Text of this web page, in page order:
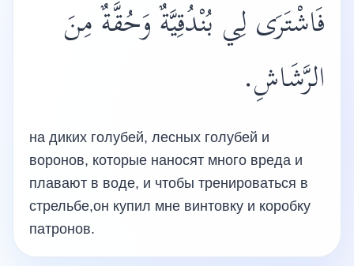
فَاشْتَرَى لِي بُنْدُقِيَّةٌ وَحُقَّةٌ مِنَ
الرَّشَاشِ.
на диких голубей, лесных голубей и
воронов, которые наносят много вреда и
плавают в воде, и чтобы тренироваться в
стрельбе,он купил мне винтовку и коробку
патронов.